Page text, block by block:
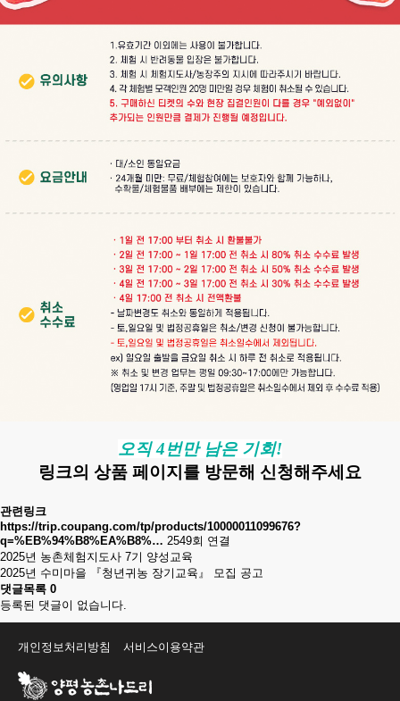
오직 4번만 남은 기회!
링크의 상품 페이지를 방문해 신청해주세요
관련링크
https://trip.coupang.com/tp/products/10000011099676?
q=%EB%94%B8%EA%B8%… 2549회 연결
2025년 농촌체험지도사 7기 양성교육
2025년 수미마을 『청년귀농 장기교육』 모집 공고
댓글목록 0
등록된 댓글이 없습니다.
개인정보처리방침 서비스이용약관